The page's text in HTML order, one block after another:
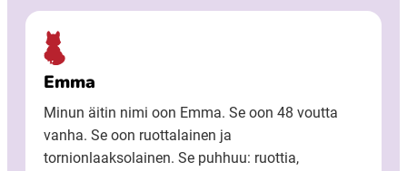
Emma
Minun äitin nimi oon Emma. Se oon 48 voutta
vanha. Se oon ruottalainen ja
tornionlaaksolainen. Se puhhuu: ruottia,